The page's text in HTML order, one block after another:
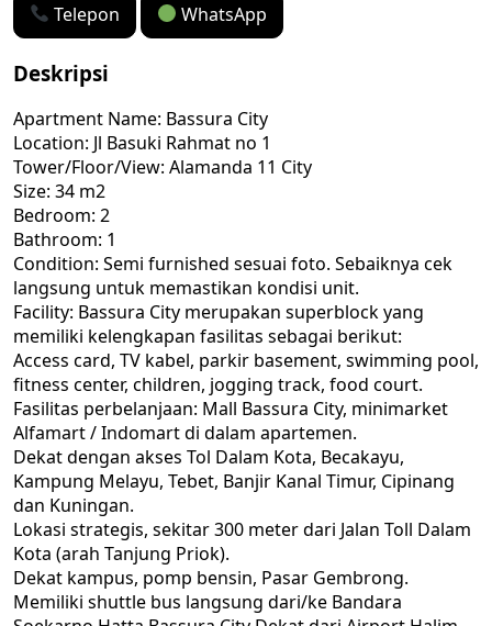
Telepon WhatsApp
Deskripsi
Apartment Name: Bassura City
Location: Jl Basuki Rahmat no 1
Tower/Floor/View: Alamanda 11 City
Size: 34 m2
Bedroom: 2
Bathroom: 1
Condition: Semi furnished sesuai foto. Sebaiknya cek
langsung untuk memastikan kondisi unit.
Facility: Bassura City merupakan superblock yang
memiliki kelengkapan fasilitas sebagai berikut:
Access card, TV kabel, parkir basement, swimming pool,
fitness center, children, jogging track, food court.
Fasilitas perbelanjaan: Mall Bassura City, minimarket
Alfamart / Indomart di dalam apartemen.
Dekat dengan akses Tol Dalam Kota, Becakayu,
Kampung Melayu, Tebet, Banjir Kanal Timur, Cipinang
dan Kuningan.
Lokasi strategis, sekitar 300 meter dari Jalan Toll Dalam
Kota (arah Tanjung Priok).
Dekat kampus, pomp bensin, Pasar Gembrong.
Memiliki shuttle bus langsung dari/ke Bandara